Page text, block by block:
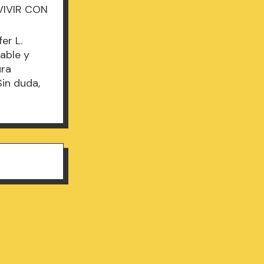
CON
L.
y
duda,